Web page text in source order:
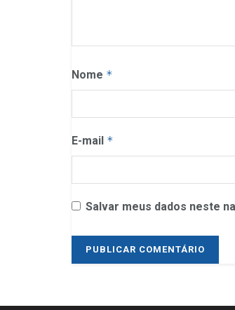
Nome *
E-mail *
Salvar meus dados neste